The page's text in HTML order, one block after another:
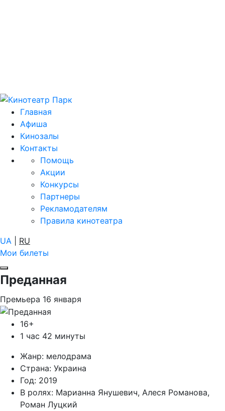
Главная
Афиша
Кинозалы
Контакты
Помощь
Акции
Конкурсы
Партнеры
Рекламодателям
Правила кинотеатра
UA
RU
Мои билеты
Преданная
Премьера 16 января
16+
1 час 42 минуты
Жанр: мелодрама
Страна: Украина
Год: 2019
В ролях: Марианна Янушевич, Алеся Романова,
Роман Луцкий